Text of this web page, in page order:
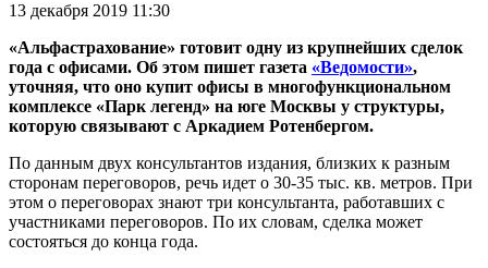
13 декабря 2019 11:30
«Альфастрахование» готовит одну из крупнейших сделок
года с офисами. Об этом пишет газета «Ведомости»,
уточняя, что оно купит офисы в многофункциональном
комплексе «Парк легенд» на юге Москвы у структуры,
которую связывают с Аркадием Ротенбергом.
По данным двух консультантов издания, близких к разным
сторонам переговоров, речь идет о 30-35 тыс. кв. метров. При
этом о переговорах знают три консультанта, работавших с
участниками переговоров. По их словам, сделка может
состояться до конца года.